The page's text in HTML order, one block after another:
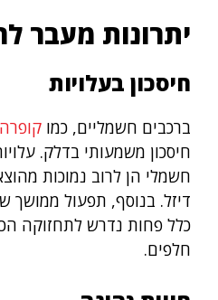
יתרונות מעבר
חיסכון בעלויות
ברכבים חשמליים, כמו
חיסכון משמעותי בדלק.
חשמלי הן לרוב נמוכות
דיזל. בנוסף, תפעול ממושך
כלל פחות נדרש לתחזוקה
חלפים.